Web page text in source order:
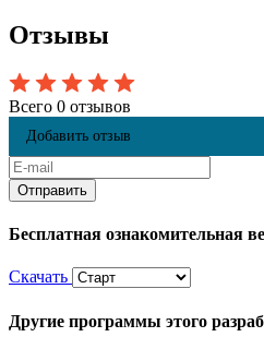
Отзывы
Всего 0 отзывов
Добавить отзыв
Бесплатная ознакомительная
Скачать
Другие программы этого